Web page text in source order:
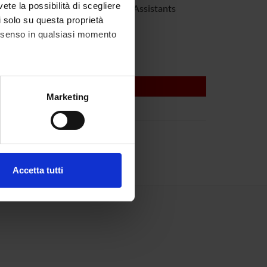
la possibilità di scegliere
su questa proprietà
in qualsiasi momento
metro,Marketing
Accetta tutti
Research Assistants